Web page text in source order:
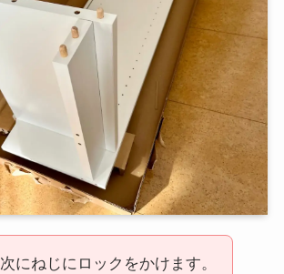
次にねじにロックをかけます。